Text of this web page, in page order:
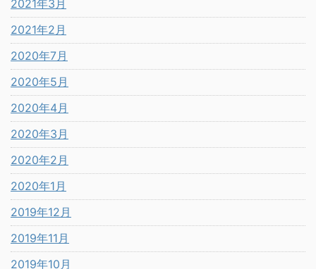
2021年3月
2021年2月
2020年7月
2020年5月
2020年4月
2020年3月
2020年2月
2020年1月
2019年12月
2019年11月
2019年10月